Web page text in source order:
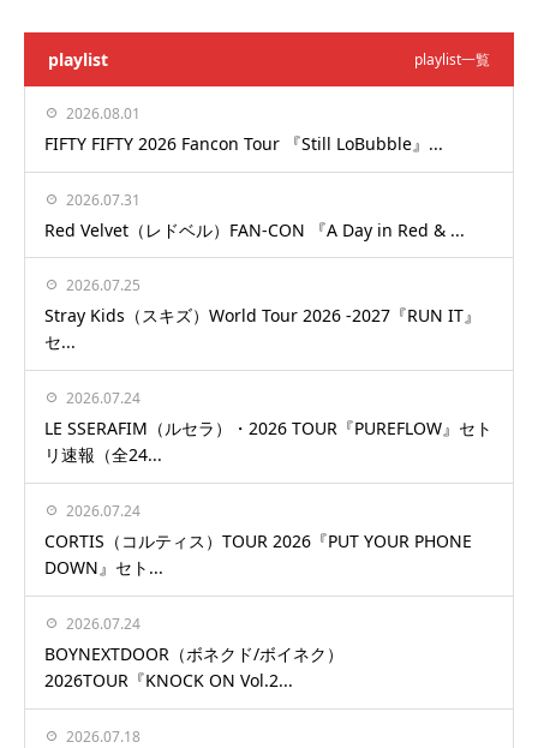
playlist playlist一覧
2026.08.01
FIFTY FIFTY 2026 Fancon Tour 『Still LoBubble』...
2026.07.31
Red Velvet（レドベル）FAN-CON 『A Day in Red & ...
2026.07.25
Stray Kids（スキズ）World Tour 2026 -2027『RUN IT』
セ...
2026.07.24
LE SSERAFIM（ルセラ）・2026 TOUR『PUREFLOW』セト
リ速報（全24...
2026.07.24
CORTIS（コルティス）TOUR 2026『PUT YOUR PHONE
DOWN』セト...
2026.07.24
BOYNEXTDOOR（ボネクド/ボイネク）
2026TOUR『KNOCK ON Vol.2...
2026.07.18